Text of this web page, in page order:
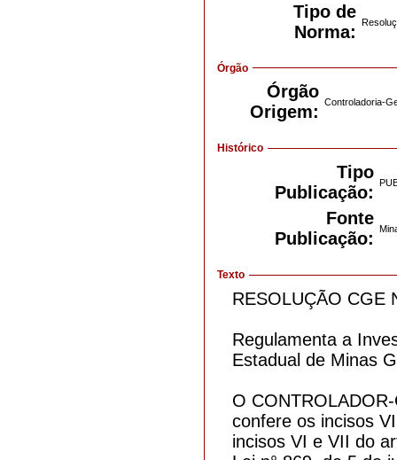
Tipo de
Norma:
Órgão
Órgão
Origem:
Controladoria-
Histórico
Tipo
Publicação:
Fonte
Publicação:
Texto
RESOLUÇÃO CGE
Regulamenta a
Estadual de Minas
O
confere os incisos
incisos VI e VII do